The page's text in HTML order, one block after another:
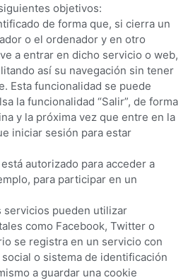
objetivos:
de forma que, si cierra un
o el ordenador y en otro
a entrar en dicho servicio o web,
así su navegación sin tener
Esta funcionalidad se puede
la funcionalidad “Salir”, de forma
y la próxima vez que entre en la
iniciar sesión para estar
autorizado para acceder a
para participar en un
servicios pueden utilizar
como Facebook, Twitter o
se registra en un servicio con
o sistema de identificación
a guardar una cookie